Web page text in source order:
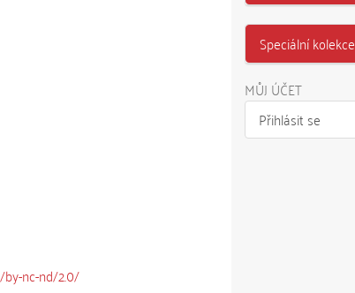
nc-nd/2.0/
Speciální kolekce
MŮJ ÚČET
Přihlásit se